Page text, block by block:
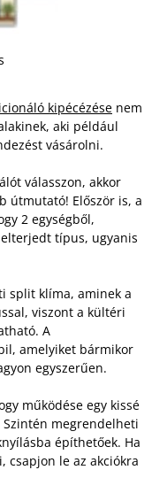
kipécézése nem
aki például
vásárolni.
válasszon, akkor
útmutató! Először is, a
2 egységből,
típus, ugyanis
split klíma, aminek a
viszont a kültéri
A
amelyiket bármikor
egyszerűen.
működése egy kissé
megrendelheti
építhetőek. Ha
csapjon le az akciókra